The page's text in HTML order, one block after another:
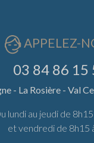
APPELEZ-
03 84 86 15
- La Rosière - Val
lundi au jeudi de
et vendredi de 8h15